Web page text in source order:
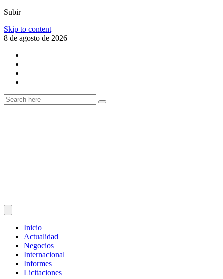
Subir
Skip to content
8 de agosto de 2026
Inicio
Actualidad
Negocios
Internacional
Informes
Licitaciones